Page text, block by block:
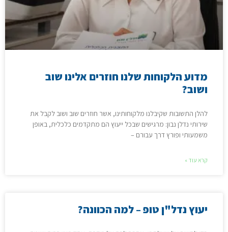
מדוע הלקוחות שלנו חוזרים אלינו שוב
ושוב?
להלן התשובות שקיבלנו מלקוחותינו, אשר חוזרים שוב ושוב לקבל את
שירותי נדלן נבון: מרגישים שבכל ייעוץ הם מתקדמים כלכלית, באופן
משמעותי ופורץ דרך עבורם –
קרא עוד »
יעוץ נדל"ן טופ – למה הכוונה?